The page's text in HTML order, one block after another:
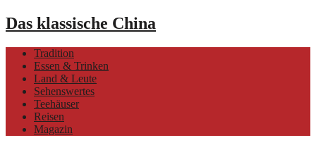
Das klassische China
Tradition
Essen & Trinken
Land & Leute
Sehenswertes
Teehäuser
Reisen
Magazin